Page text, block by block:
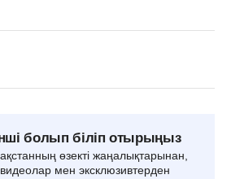
болып біліп отырыңыз
өзекті жаңалықтарынан,
мен эксклюзивтерден